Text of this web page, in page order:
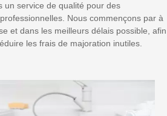
un service de qualité pour des
Nous commençons par à
et dans les meilleurs délais possible, afin
les frais de majoration inutiles.